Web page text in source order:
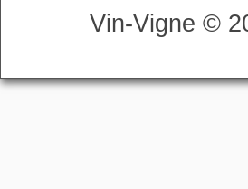
Vin-Vigne ©